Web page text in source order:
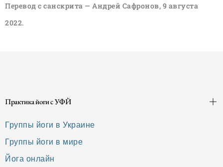
Перевод с санскрита — Андрей Сафронов, 9 августа
2022.
Практика йоги с УФЙ
Группы йоги в Украине
Группы йоги в мире
Йога онлайн